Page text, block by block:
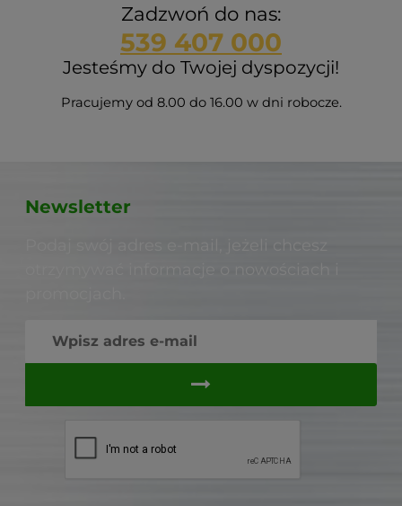
Zadzwoń do nas:
539 407 000
Jesteśmy do Twojej dyspozycji!
Pracujemy od 8.00 do 16.00 w dni robocze.
Newsletter